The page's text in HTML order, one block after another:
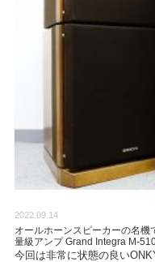
2022.09.14
オールホーンスピーカーの名
量級アンプ Grand Integra M-
今回は非常に状態の良い